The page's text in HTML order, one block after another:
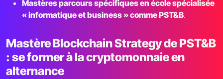
Mastères parcours spécifiques en école spécialisée
« informatique et business » comme PST&B.
Mastère Blockchain Strategy de PST&B
: se former à la cryptomonnaie en
alternance